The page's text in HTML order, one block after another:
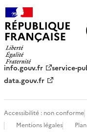
française -
info.gouv.fr service-
data.gouv.fr
Accessibilité : non conforme
Mentions légales